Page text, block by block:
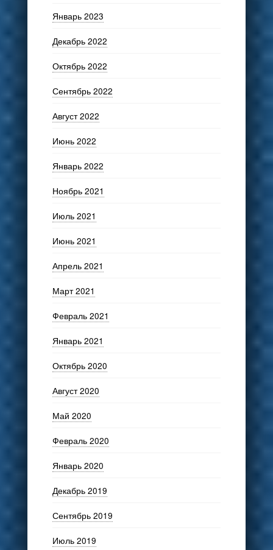
Январь 2023
Декабрь 2022
Октябрь 2022
Сентябрь 2022
Август 2022
Июнь 2022
Январь 2022
Ноябрь 2021
Июль 2021
Июнь 2021
Апрель 2021
Март 2021
Февраль 2021
Январь 2021
Октябрь 2020
Август 2020
Май 2020
Февраль 2020
Январь 2020
Декабрь 2019
Сентябрь 2019
Июль 2019